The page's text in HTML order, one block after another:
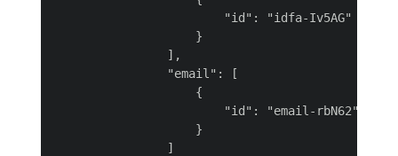
                        "id": "idfa-Iv5AG"
                    }
                ],
                "email": [
                    {
                        "id": "email-rbN62"
                    }
                ]